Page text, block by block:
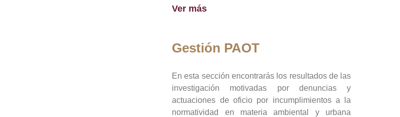
Ver más
Gestión PAOT
En esta sección encontrarás los resultados de las
investigación motivadas por denuncias y
actuaciones de oficio por incumplimientos a la
normatividad en materia ambiental y urbana